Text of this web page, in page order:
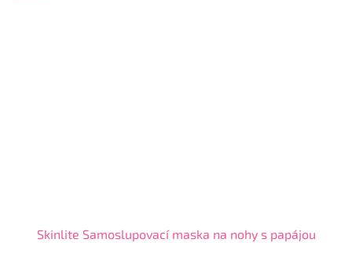
Skinlite Samoslupovací maska na nohy s papájou